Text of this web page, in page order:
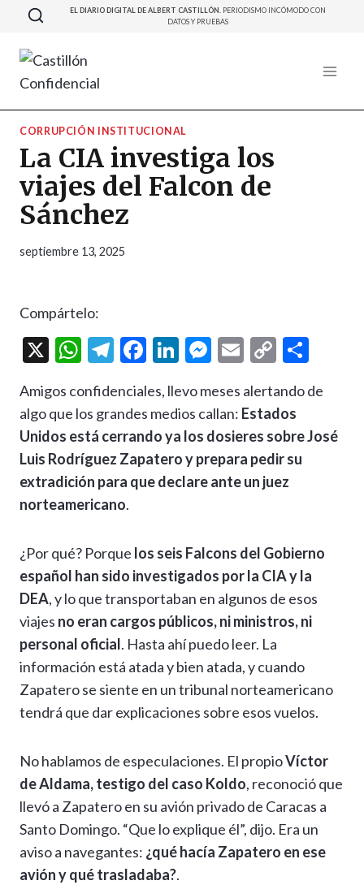
Saltar
contenido
EL DIARIO DIGITAL DE ALBERT CASTILLÓN. PERIODISMO INCÓMODO CON
DATOS Y PRUEBAS
CORRUPCIÓN INSTITUCIONAL
La CIA investiga los
viajes del Falcon de
Sánchez
septiembre 13, 2025
Compártelo:
X
W
at
s
A
p
p
T
e
gr
a
m
F
e
b
o
o
Li
ke
dI
n
M
se
n
g
er
E
ai
l
C
p
y
Li
n
m
p
Amigos confidenciales, llevo meses alertando de
algo que los grandes medios callan: Estados
Unidos está cerrando ya los dosieres sobre José
Luis Rodríguez Zapatero y prepara pedir su
extradición para que declare ante un juez
norteamericano.
¿Por qué? Porque los seis Falcons del Gobierno
español han sido investigados por la CIA y la
DEA, y lo que transportaban en algunos de esos
viajes no eran cargos públicos, ni ministros, ni
personal oficial. Hasta ahí puedo leer. La
información está atada y bien atada, y cuando
Zapatero se siente en un tribunal norteamericano
tendrá que dar explicaciones sobre esos vuelos.
No hablamos de especulaciones. El propioVíctor
de Aldama, testigo del caso Koldo, reconoció que
llevó a Zapatero en su avión privado de Caracas a
Santo Domingo. “Que lo explique él”, dijo. Era un
aviso a navegantes: ¿qué hacía Zapatero en ese
avión y qué trasladaba?.